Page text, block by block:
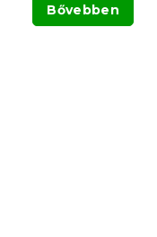
Bővebben